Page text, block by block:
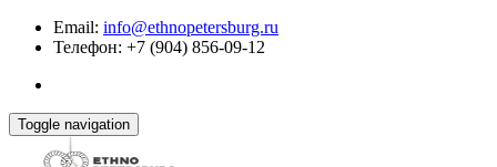
Email: info@ethnopetersburg.ru
Телефон: +7 (904) 856-09-12
Toggle navigation